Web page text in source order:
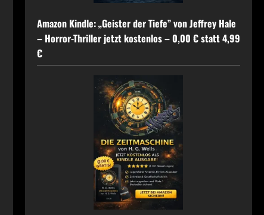
Amazon Kindle: „Geister der Tiefe” von Jeffrey Hale
– Horror-Thriller jetzt kostenlos – 0,00 € statt 4,99
€